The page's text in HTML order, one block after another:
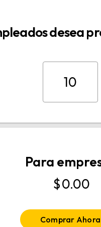
desea
Para
$0.00
Comprar Ahora